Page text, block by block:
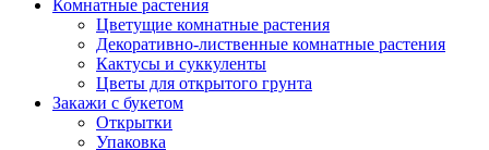
Комнатные растения
Цветущие комнатные растения
Декоративно-лиственные комнатные растения
Кактусы и суккуленты
Цветы для открытого грунта
Закажи с букетом
Открытки
Упаковка